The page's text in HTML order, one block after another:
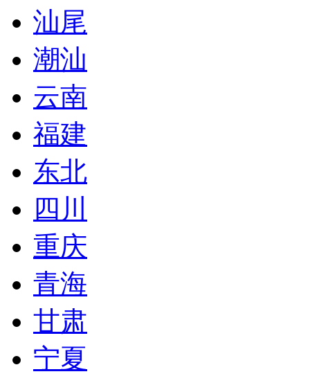
汕尾
潮汕
云南
福建
东北
四川
重庆
青海
甘肃
宁夏